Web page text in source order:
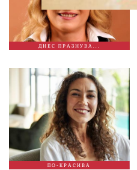
ДНЕС ПРАЗНУВА...
ПО-КРАСИВА